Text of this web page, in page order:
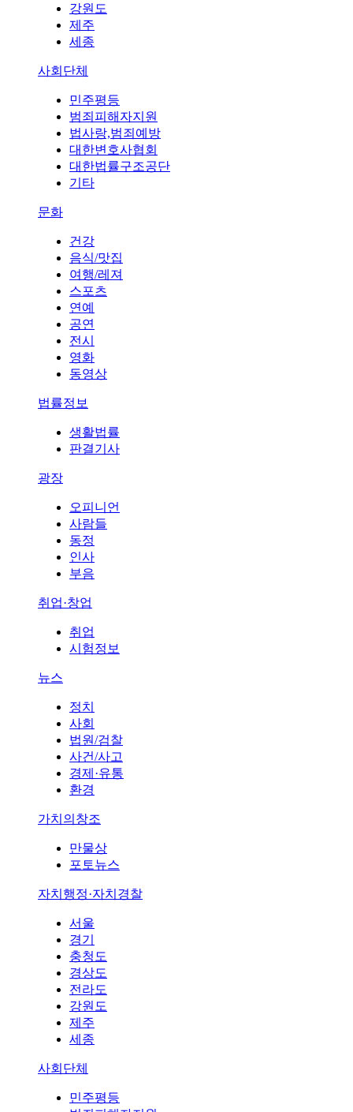
강원도
제주
세종
사회단체
민주평등
범죄피해자지원
법사랑,범죄예방
대한변호사협회
대한법률구조공단
기타
문화
건강
음식/맛집
여행/레져
스포츠
연예
공연
전시
영화
동영상
법률정보
생활법률
판결기사
광장
오피니언
사람들
동정
인사
부음
취업·창업
취업
시험정보
뉴스
정치
사회
법원/검찰
사건/사고
경제·유통
환경
가치의창조
만물상
포토뉴스
자치행정·자치경찰
서울
경기
충청도
경상도
전라도
강원도
제주
세종
사회단체
민주평등